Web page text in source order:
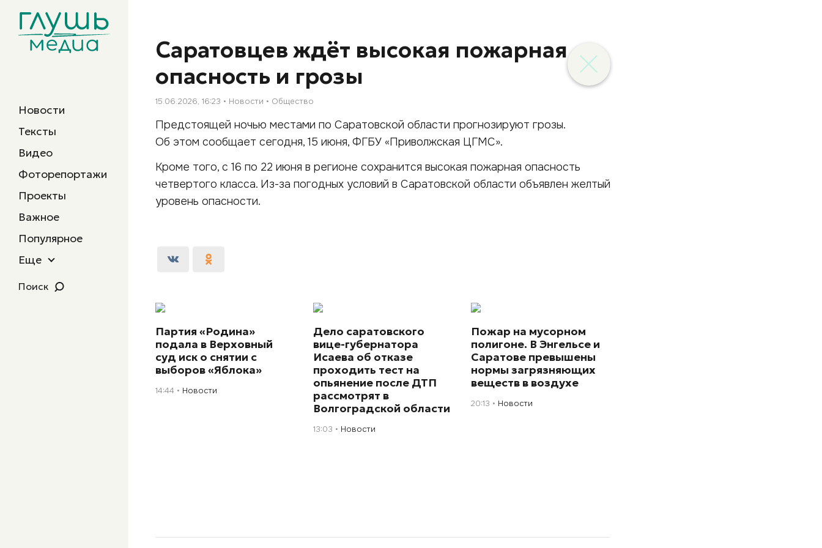
Новости
Тексты
Видео
Фоторепортажи
Проекты
Важное
Популярное
Еще
Поиск
Саратовцев ждёт высокая пожарная
опасность и грозы
15.06.2026, 16:23 Новости Общество
Предстоящей ночью местами по Саратовской области прогнозируют грозы.
Об этом сообщает сегодня, 15 июня, ФГБУ «Приволжская ЦГМС».
Кроме того, с 16 по 22 июня в регионе сохранится высокая пожарная опасность
четвертого класса. Из-за погодных условий в Саратовской области объявлен желтый
уровень опасности.
Партия «Родина»
подала в Верховный
суд иск о снятии с
выборов «Яблока»
14:44 Новости
Дело саратовского
вице-губернатора
Исаева об отказе
проходить тест на
опьянение после ДТП
рассмотрят в
Волгоградской области
13:03 Новости
Пожар на мусорном
полигоне. В Энгельсе и
Саратове превышены
нормы загрязняющих
веществ в воздухе
20:13 Новости